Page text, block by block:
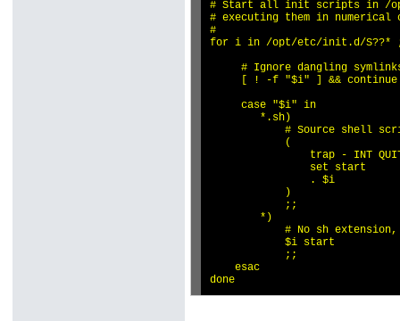
# Start all init scripts in /
# executing them in numerical
#
for i in /opt/etc/init.d/S??*
# Ignore dangling
     [ ! -f "$i" ] && continue
     case "$i" in
        *.sh)
# Source shell
            (
trap - INT
                set start
                . $i
            )
            ;;
        *)
# No sh
            $i start
            ;;
    esac
done